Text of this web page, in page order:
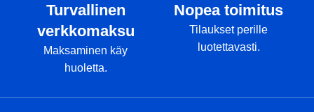
Turvallinen
verkkomaksu
Maksaminen käy
huoletta.
Nopea toimitus
Tilaukset perille
luotettavasti.